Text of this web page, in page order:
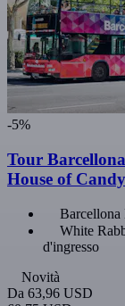
-5%
Tour
House of Candy
White
d'ingresso
Novità
Da 63,96 USD